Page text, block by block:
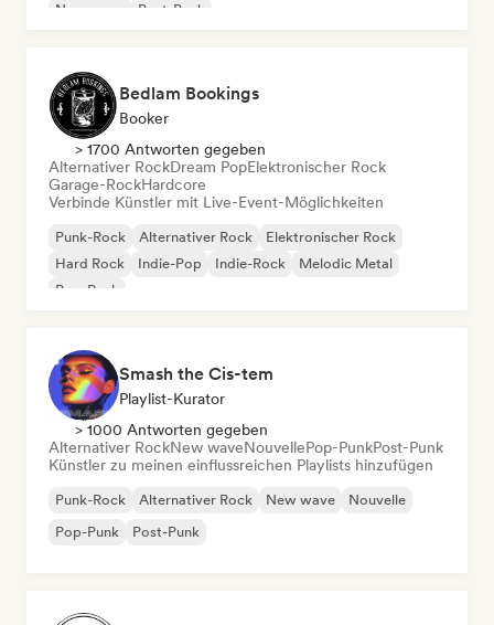
New wave
Post-Punk
Bedlam Bookings
Booker
> 1700 Antworten gegeben
Alternativer RockDream PopElektronischer Rock
Garage-RockHardcore
Verbinde Künstler mit Live-Event-Möglichkeiten
Punk-Rock Alternativer Rock
Elektronischer Rock
Hard Rock
Indie-Pop Indie-Rock
Melodic Metal
Pop-Punk
Smash the Cis-tem
Playlist-Kurator
> 1000 Antworten gegeben
Alternativer RockNew waveNouvellePop-PunkPost-Punk
Künstler zu meinen einflussreichen Playlists hinzufügen
Punk-Rock Alternativer Rock New wave
Nouvelle
Pop-Punk
Post-Punk